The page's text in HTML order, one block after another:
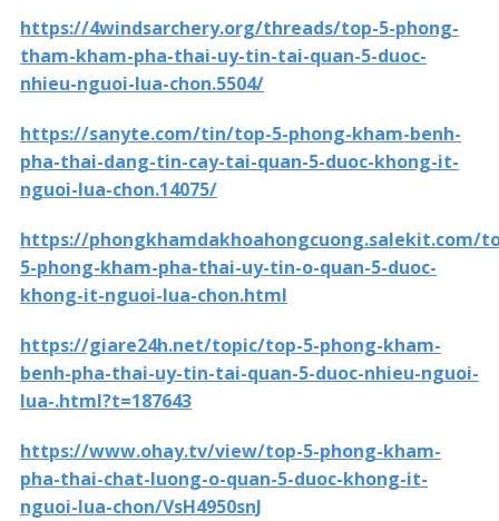
https://4windsarchery.org/threads/top-5-phong-
tham-kham-pha-thai-uy-tin-tai-quan-5-duoc-
nhieu-nguoi-lua-chon.5504/
https://sanyte.com/tin/top-5-phong-kham-benh-
pha-thai-dang-tin-cay-tai-quan-5-duoc-khong-it-
nguoi-lua-chon.14075/
https://phongkhamdakhoahongcuong.salekit.com/
5-phong-kham-pha-thai-uy-tin-o-quan-5-duoc-
khong-it-nguoi-lua-chon.html
https://giare24h.net/topic/top-5-phong-kham-
benh-pha-thai-uy-tin-tai-quan-5-duoc-nhieu-nguoi-
lua-.html?t=187643
https://www.ohay.tv/view/top-5-phong-kham-
pha-thai-chat-luong-o-quan-5-duoc-khong-it-
nguoi-lua-chon/VsH4950snJ